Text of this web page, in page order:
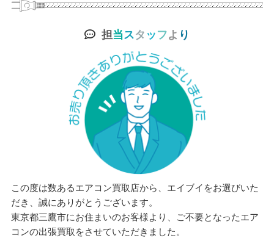
担当スタ ッ フよ り
この度は数あるエアコン買取店から、エイブイをお選びいた
だき、誠にありがとうございます。
東京都三鷹市にお住まいのお客様より、ご不要となったエア
コンの出張買取をさせていただきました。